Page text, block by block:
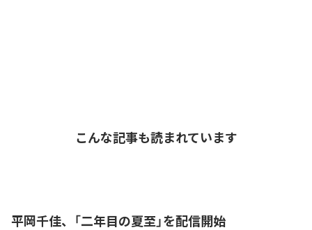
こんな記事も読まれています
平岡千佳、「二年目の夏至」を配信開始